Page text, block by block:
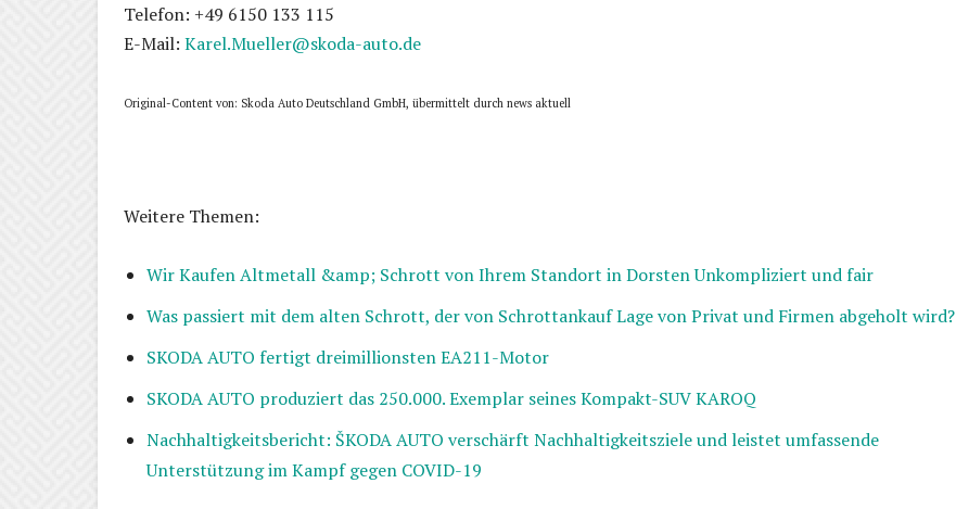
Telefon: +49 6150 133 115
E-Mail: Karel.Mueller@skoda-auto.de
Original-Content von: Skoda Auto Deutschland GmbH, übermittelt durch news aktuell
Weitere Themen:
Wir Kaufen Altmetall &amp; Schrott von Ihrem Standort in Dorsten Unkompliziert und fair
Was passiert mit dem alten Schrott, der von Schrottankauf Lage von Privat und Firmen abgeholt wird?
SKODA AUTO fertigt dreimillionsten EA211-Motor
SKODA AUTO produziert das 250.000. Exemplar seines Kompakt-SUV KAROQ
Nachhaltigkeitsbericht: ŠKODA AUTO verschärft Nachhaltigkeitsziele und leistet umfassende
Unterstützung im Kampf gegen COVID-19